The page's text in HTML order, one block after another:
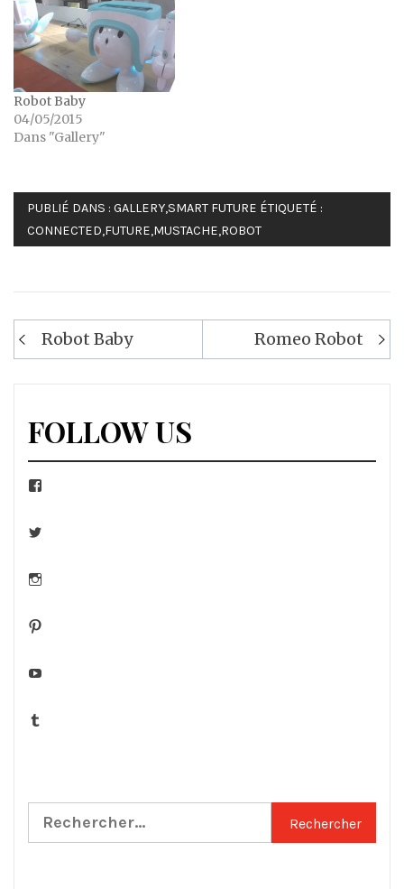
Robot Baby
04/05/2015
Dans "Gallery"
PUBLIÉ DANS : GALLERY,SMART FUTURE ÉTIQUETÉ :
CONNECTED,FUTURE,MUSTACHE,ROBOT
Navigation
de
Robot Baby Romeo Robot
FOLLOW US
Facebook
Twitter
Instagram
Pinterest
YouTube
Tumblr
Rechercher :